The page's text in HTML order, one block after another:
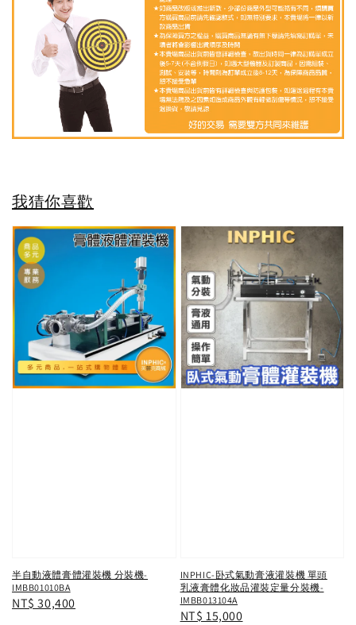
我猜你喜歡
半自動液體膏體灌裝機 分裝機-
IMBB01010BA
Regular
NT$ 30,400
INPHIC-卧式氣動膏液灌裝機 單頭
乳液膏體化妝品灌裝定量分裝機-
IMBB013104A
Regular
NT$ 15,000